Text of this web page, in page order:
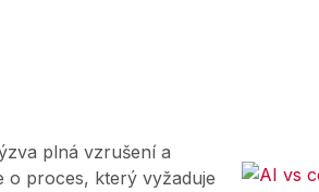
plná vzrušení a
o proces, který vyžaduje